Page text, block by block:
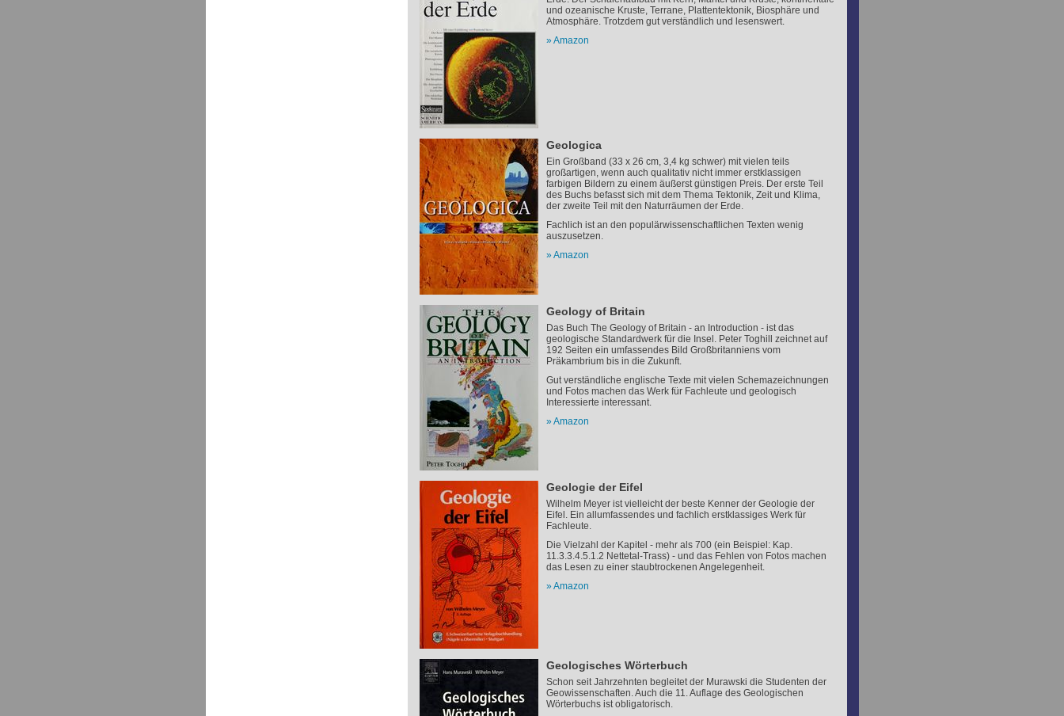
und ozeanische Kruste, Terrane, Plattentektonik, Biosphäre und
Atmosphäre. Trotzdem gut verständlich und lesenswert.
Amazon
Geologica
Ein Großband (33 x 26 cm, 3,4 kg schwer) mit vielen teils
großartigen, wenn auch qualitativ nicht immer erstklassigen
farbigen Bildern zu einem äußerst günstigen Preis. Der erste Teil
des Buchs befasst sich mit dem Thema Tektonik, Zeit und Klima,
der zweite Teil mit den Naturräumen der Erde.
Fachlich ist an den populärwissenschaftlichen Texten wenig
auszusetzen.
Amazon
Geology of Britain
Das Buch The Geology of Britain - an Introduction - ist das
geologische Standardwerk für die Insel. Peter Toghill zeichnet auf
192 Seiten ein umfassendes Bild Großbritanniens vom
Präkambrium bis in die Zukunft.
Gut verständliche englische Texte mit vielen Schemazeichnungen
und Fotos machen das Werk für Fachleute und geologisch
Interessierte interessant.
Amazon
Geologie der Eifel
Wilhelm Meyer ist vielleicht der beste Kenner der Geologie der
Eifel. Ein allumfassendes und fachlich erstklassiges Werk für
Fachleute.
Die Vielzahl der Kapitel - mehr als 700 (ein Beispiel: Kap.
11.3.3.4.5.1.2 Nettetal-Trass) - und das Fehlen von Fotos machen
das Lesen zu einer staubtrockenen Angelegenheit.
Amazon
Geologisches Wörterbuch
Schon seit Jahrzehnten begleitet der Murawski die Studenten der
Geowissenschaften. Auch die 11. Auflage des Geologischen
Wörterbuchs ist obligatorisch.